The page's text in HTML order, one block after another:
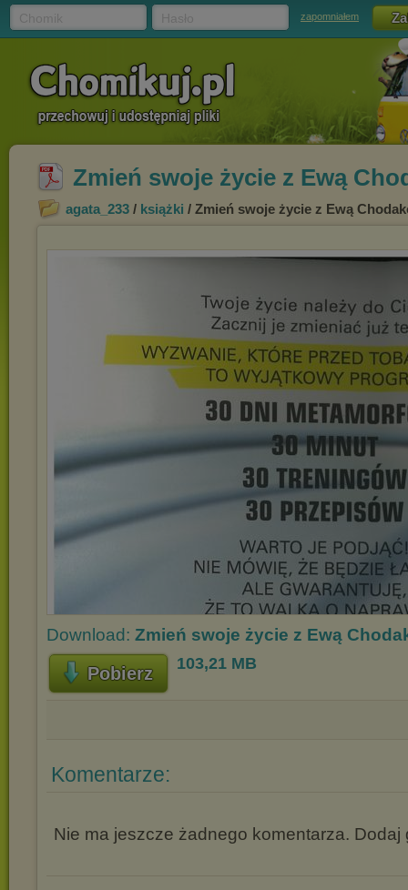
zapomniałem
Zmień swoje życie z Ewą
agata_233 / książki / Zmień swoje życie z Ewą
Download: Zmień swoje życie z Ewą
Pobierz 103,21 MB
Komentarze:
Nie ma jeszcze żadnego komentarza. Dodaj